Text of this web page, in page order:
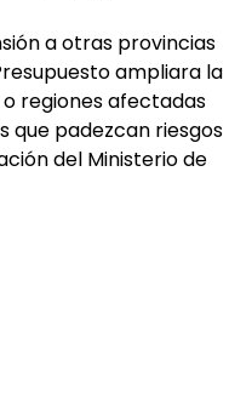
a otras provincias
ampliara la
regiones afectadas
que padezcan riesgos
del Ministerio de